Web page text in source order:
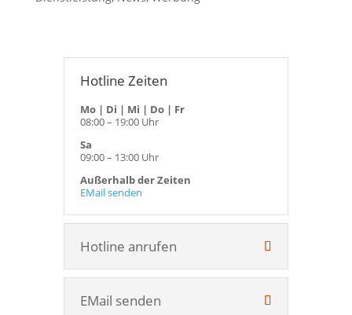
Hotline Zeiten
Mo | Di | Mi | Do | Fr
08:00 – 19:00 Uhr
Sa
09:00 – 13:00 Uhr
Außerhalb der Zeiten
EMail senden
Hotline anrufen
EMail senden